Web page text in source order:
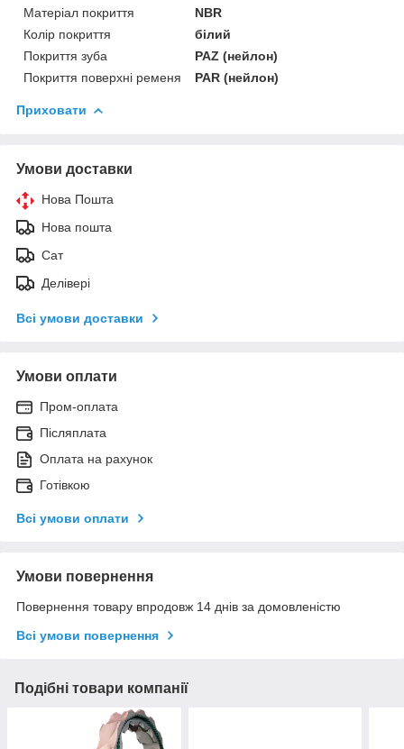
Матеріал покриття
NBR
Колір покриття
білий
Покриття зуба
PAZ (нейлон)
Покриття поверхні ременя
PAR (нейлон)
Приховати
Умови доставки
Нова Пошта
Нова пошта
Сат
Делівері
Всі умови доставки
Умови оплати
Пром-оплата
Післяплата
Оплата на рахунок
Готівкою
Всі умови оплати
Умови повернення
Повернення товару впродовж 14 днів за домовленістю
Всі умови повернення
Подібні товари компанії